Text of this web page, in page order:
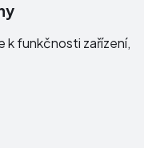
k funkčnosti zařízení,